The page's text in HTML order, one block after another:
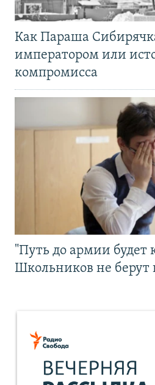
Как Параша
императором или
компромисса
"Путь до армии будет
Школьников не берут